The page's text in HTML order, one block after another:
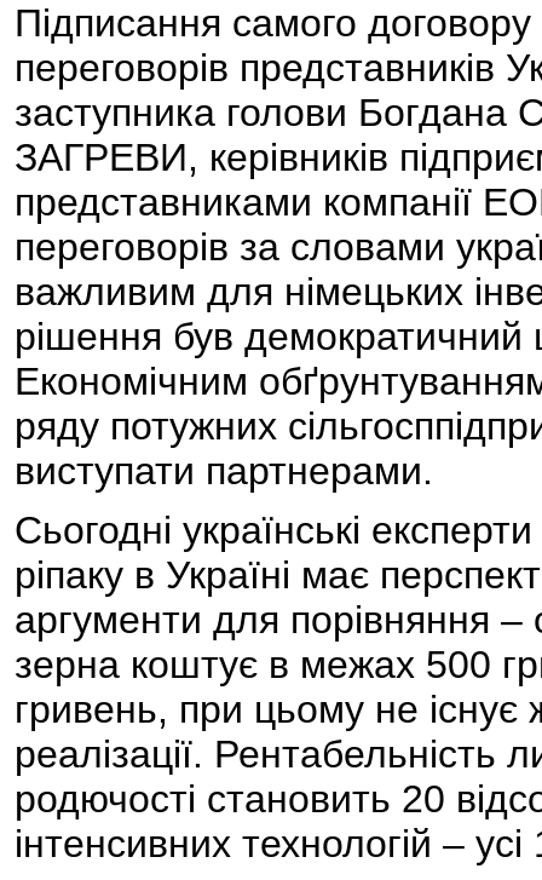
Підписання самого договору
переговорів представників
заступника голови
ЗАГРЕВИ, керівників
представниками компанії
переговорів за словами
важливим для німецьких
рішення був
Економічним
ряду потужних
виступати партнерами.
Сьогодні українські
ріпаку в Україні має
аргументи для порівняння
зерна коштує в межах 500
гривень, при цьому не
реалізації. Рентабельність
родючості становить 20
інтенсивних технологій – усі